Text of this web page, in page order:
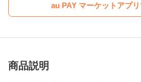
au PAY マーケットアプ
商品説明